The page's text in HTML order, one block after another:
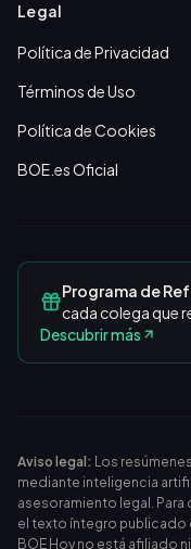
Legal
Política de Privacidad
Términos de Uso
Política de Cookies
BOE.es Oficial
Programa de
cada colega que
Descubrir más
Aviso legal: Los
mediante inteligencia
asesoramiento legal.
el texto íntegro publicado
BOE Hoy no está afiliado